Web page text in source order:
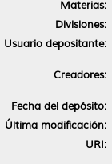
Materias:
Divisiones:
Usuario depositante:
Creadores:
Fecha del depósito:
Última modificación:
URI: